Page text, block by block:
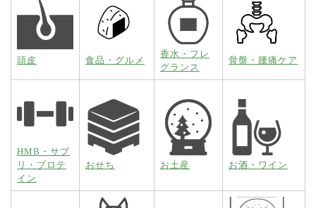
頭皮 食品・グルメ
香水・フレ
グランス
骨盤・腰痛ケア
HMB・サプ
リ・プロテ
イン
おせち お土産 お酒・ワイン